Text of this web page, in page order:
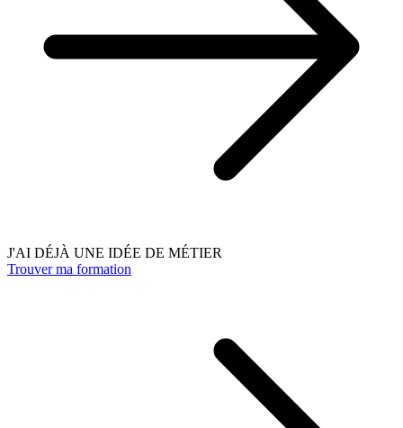
J'AI DÉJÀ UNE IDÉE DE MÉTIER
Trouver ma formation